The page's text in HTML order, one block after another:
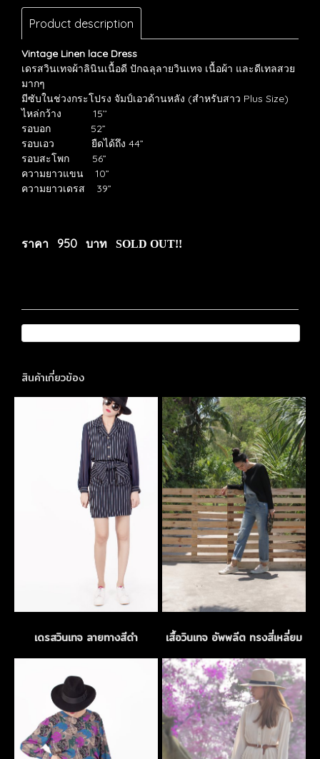
Product description
Vintage Linen lace Dress
เดรสวินเทจผ้าลินินเนื้อดี ปักฉลุลายวินเทจ เนื้อผ้า และดีเทลสวย
มากๆ
มีซับในช่วงกระโปรง จัมป์เอวด้านหลัง (สำหรับสาว Plus Size)
ไหล่กว้าง 15’’
รอบอก 52”
รอบเอว
ยืดได้ถึง 44”
รอบสะโพก
56”
ความยาวแขน 10”
ความยาวเดรส 39”
ราคา 950 บาท SOLD OUT!!
สินค้าเกี่ยวข้อง
เดรสวินเทจ ลายทางสีดำ เสื้อวินเทจ อัพพลีต ทรงสี่เหลี่ยม